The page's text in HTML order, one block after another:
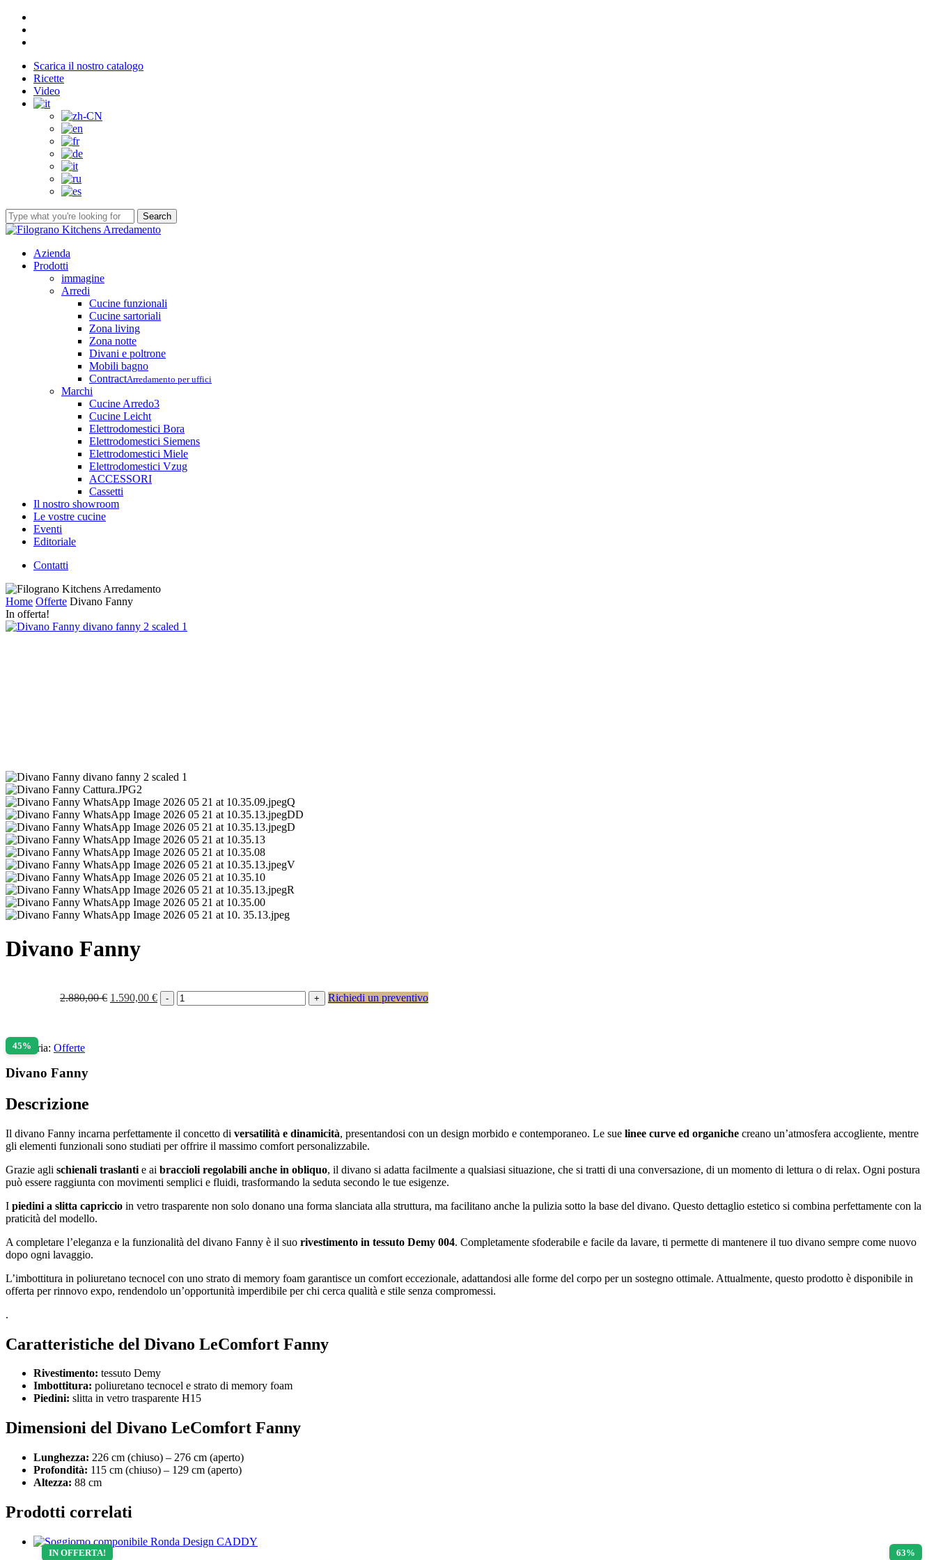
Skip
main
Scarica il nostro catalogo
Ricette
Video
Search
Close
Menu
Azienda
Prodotti
immagine
Arredi
Cucine funzionali
Cucine sartoriali
Zona living
Zona notte
Divani e poltrone
Mobili bagno
ContractArredamento per uffici
Marchi
Cucine Arredo3
Cucine Leicht
Elettrodomestici Bora
Elettrodomestici Siemens
Elettrodomestici Miele
Elettrodomestici Vzug
ACCESSORI
Cassetti
Il nostro showroom
Le vostre cucine
Eventi
Editoriale
Contatti
Home Offerte Divano Fanny
In offerta!
Divano Fanny
2.880,00€ Il1.590,00 €Il
prezzo
45%
Divano
Fanny
Richiedi un preventivo
Categoria: Offerte
Divano Fanny
Descrizione
Il divano Fanny incarna perfettamente il concetto di versatilità e dinamicità, presentandosi con un design morbido e contemporaneo. Le sue linee curve ed organiche creano un’atmosfera accogliente, mentre
gli elementi funzionali sono studiati per offrire il massimo comfort personalizzabile.
Grazie agli schienali traslanti e ai braccioli regolabili anche in obliquo, il divano si adatta facilmente a qualsiasi situazione, che si tratti di una conversazione, di un momento di lettura o di relax. Ogni postura
può essere raggiunta con movimenti semplici e fluidi, trasformando la seduta secondo le tue esigenze.
I piedini a slitta capriccio in vetro trasparente non solo donano una forma slanciata alla struttura, ma facilitano anche la pulizia sotto la base del divano. Questo dettaglio estetico si combina perfettamente con la
praticità del modello.
A completare l’eleganza e la funzionalità del divano Fanny è il suo rivestimento in tessuto Demy 004. Completamente sfoderabile e facile da lavare, ti permette di mantenere il tuo divano sempre come nuovo
dopo ogni lavaggio.
L’imbottitura in poliuretano tecnocel con uno strato di memory foam garantisce un comfort eccezionale, adattandosi alle forme del corpo per un sostegno ottimale. Attualmente, questo prodotto è disponibile in
offerta per rinnovo expo, rendendolo un’opportunità imperdibile per chi cerca qualità e stile senza compromessi.
.
Caratteristiche del Divano LeComfort Fanny
Rivestimento: tessuto Demy
Imbottitura: poliuretano tecnocel e strato di memory foam
Piedini: slitta in vetro trasparente H15
Dimensioni del Divano LeComfort Fanny
Lunghezza: 226 cm (chiuso) – 276 cm (aperto)
Profondità: 115 cm (chiuso) – 129 cm (aperto)
Altezza: 88 cm
Prodotti correlati
IN OFFERTA! 63%